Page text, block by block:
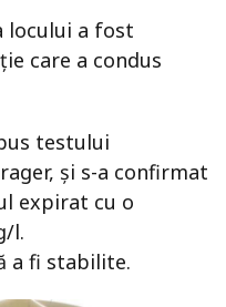
locului a fost
care a condus
testului
și s-a confirmat
expirat cu o
l.
a fi stabilite.